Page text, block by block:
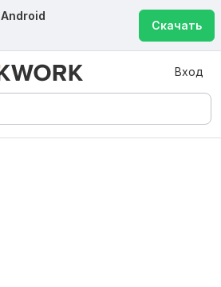
Android
Скачать
Вход